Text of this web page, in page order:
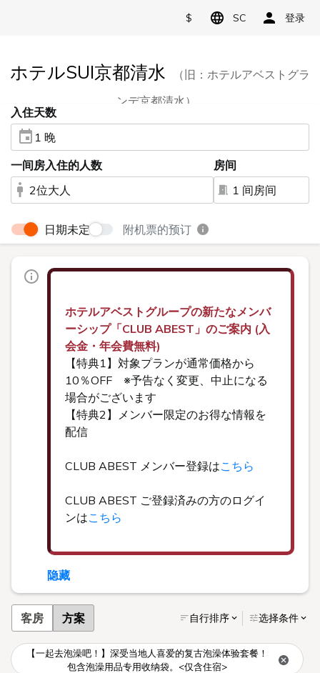
$ SC 登录
ホテルSUI京都清水
（旧：ホテルアベストグラ
ンデ京都清水）
入住天数
1 晚
一间房入住的人数
2位大人
房间
1 间房间
日期未定 附机票的预订
ホテルアベストグループの新たなメンバ
ーシップ「CLUB ABEST」のご案内 (入
会金・年会費無料)
【特典1】対象プランが通常価格から
10％OFF ※予告なく変更、中止になる
場合がございます
【特典2】メンバー限定のお得な情報を
配信
CLUB ABEST メンバー登録はこちら
CLUB ABEST ご登録済みの方のログイ
ンはこちら
隐藏
客房 方案 自行排序 选择条件
【一起去泡澡吧！】深受当地人喜爱的复古泡澡体验套餐！
包含泡澡用品专用收纳袋。<仅含住宿>